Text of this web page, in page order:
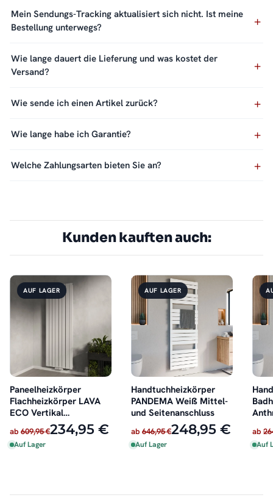
Mein Sendungs-Tracking aktualisiert sich nicht. Ist meine
Bestellung unterwegs?
Wie lange dauert die Lieferung und was kostet der
Versand?
Wie sende ich einen Artikel zurück?
Wie lange habe ich Garantie?
Welche Zahlungsarten bieten Sie an?
Kunden kauften auch:
AUF LAGER
Paneelheizkörper
Flachheizkörper LAVA
ECO Vertikal
Doppellagig Weiß
ab 609,95 €234,95 €
Auf Lager
AUF LAGER
Handtuchheizkörper
PANDEMA Weiß Mittel-
und Seitenanschluss
ab 646,95 €248,95 €
Auf Lager
ab
Auf